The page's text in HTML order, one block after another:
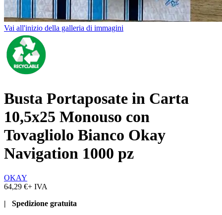
Vai all'inizio della galleria di immagini
Busta Portaposate in Carta
10,5x25 Monouso con
Tovagliolo Bianco Okay
Navigation 1000 pz
OKAY
64,29 €+ IVA
| Spedizione gratuita